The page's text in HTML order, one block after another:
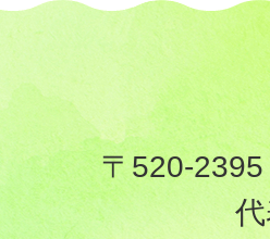
〒520-
代